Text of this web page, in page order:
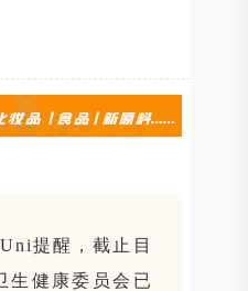
提醒，截止目
生健康委员会已